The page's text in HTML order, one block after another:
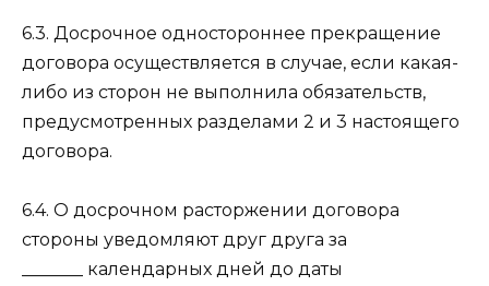
6.3. Досрочное одностороннее прекращение
договора осуществляется в случае, если какая-
либо из сторон не выполнила обязательств,
предусмотренных разделами 2 и 3 настоящего
договора.
6.4. О досрочном расторжении договора
стороны уведомляют друг друга за
_______ календарных дней до даты